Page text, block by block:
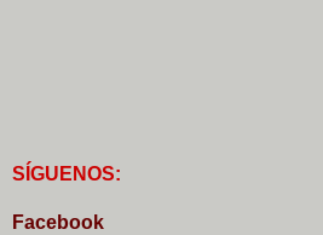
S GUENOS:
Facebook